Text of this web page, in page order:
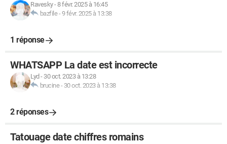
Ravesky-8 févr. 2025 à 16:45
bazfile-9 févr. 2025 à 13:38
1 réponse
WHATSAPP La date est incorrecte
Lyd - 30 oct. 2023 à 13:28
brucine- 30 oct. 2023 à 13:38
2 réponses
Tatouage date chiffres romains